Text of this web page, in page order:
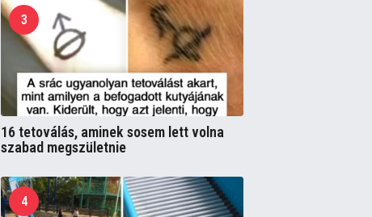
3
16 tetoválás, aminek sosem lett volna
szabad megszületnie
4